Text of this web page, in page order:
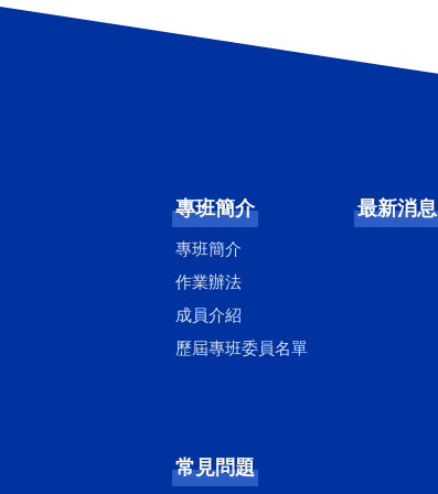
專班簡介
專班簡介
作業辦法
成員介紹
歷屆專班委員名單
最新消息
常見問題